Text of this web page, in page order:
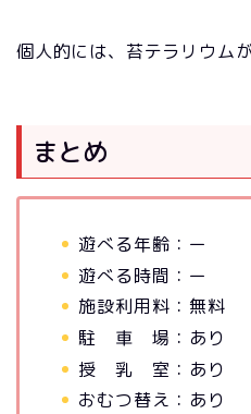
個人的には、苔テラリウム
まとめ
遊べる年齢：ー
遊べる時間：ー
施設利用料：無料
駐 車 場：あり
授 乳 室：あり
おむつ替え：あり